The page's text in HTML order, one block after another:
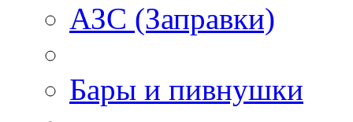
АЗС (Заправки)
Бары и пивнушки